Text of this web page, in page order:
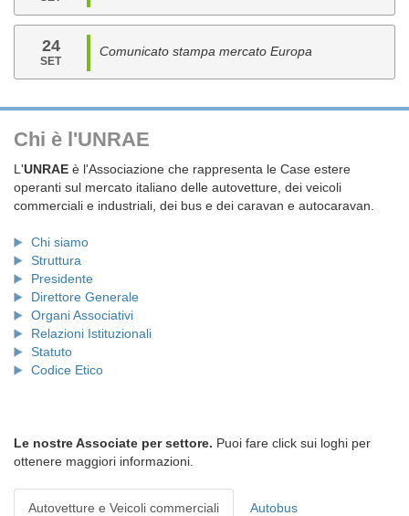
24
SET
Comunicato stampa mercato Europa
Chi è l'UNRAE
L'UNRAE è l'Associazione che rappresenta le Case estere
operanti sul mercato italiano delle autovetture, dei veicoli
commerciali e industriali, dei bus e dei caravan e autocaravan.
Chi siamo
Struttura
Presidente
Direttore Generale
Organi Associativi
Relazioni Istituzionali
Statuto
Codice Etico
Le nostre Associate per settore. Puoi fare click sui loghi per
ottenere maggiori informazioni.
Autovetture e Veicoli commerciali Autobus